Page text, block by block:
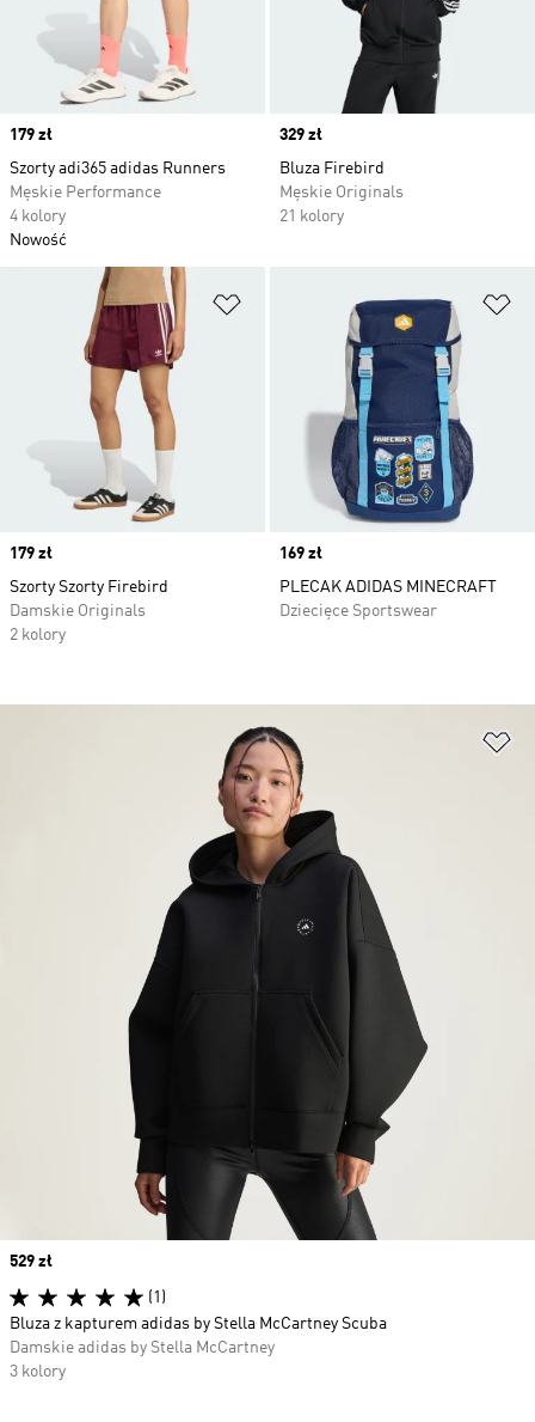
Price
179 zł
Szorty adi365 adidas Runners
Męskie Performance
4 kolory
Nowość
Price
329 zł
Bluza Firebird
Męskie Originals
21 kolory
Dodaj do listy życzeń
Price
179 zł
Szorty Szorty Firebird
Damskie Originals
2 kolory
Price
169 zł
PLECAK ADIDAS MINECRAFT
Dziecięce Sportswear
Price
529 zł
(1)
Bluza z kapturem adidas by Stella McCartney Scuba
Damskie adidas by Stella McCartney
3 kolory